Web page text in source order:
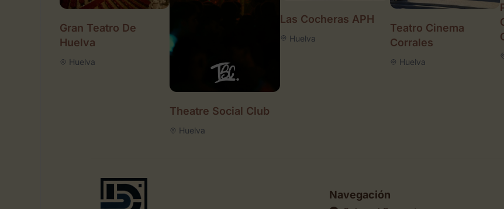
Gran Teatro De
Huelva
Huelva
Theatre Social Club
Huelva
Las Cocheras APH
Huelva
Teatro Cinema
Corrales
Huelva
Navegación